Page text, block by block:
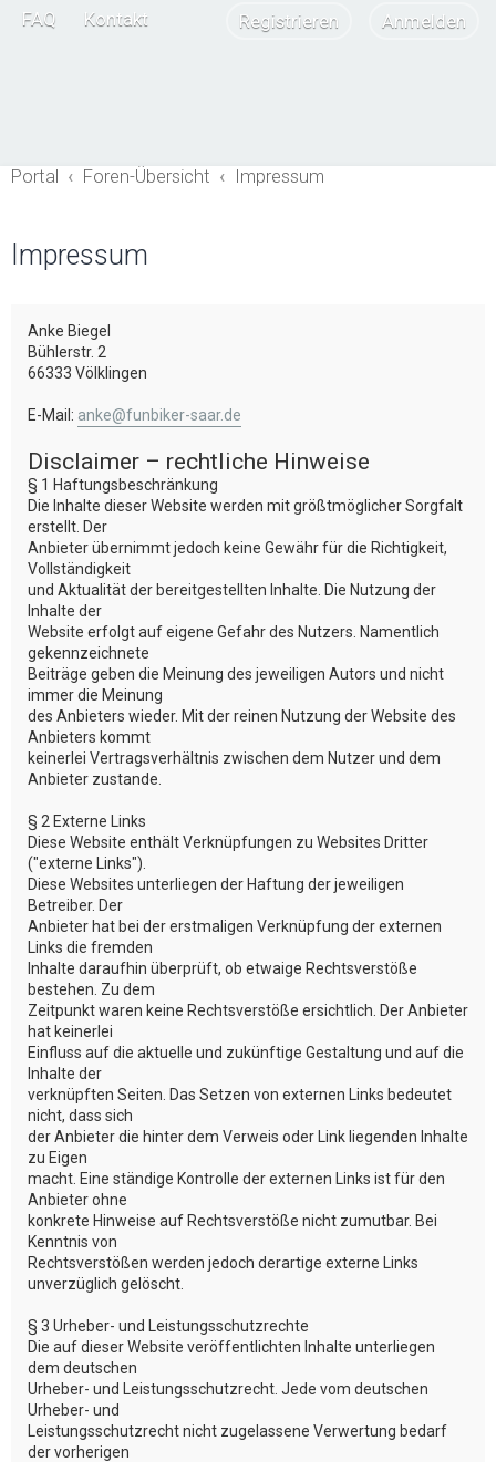
FAQ Kontakt Anmelden
Registrieren
Portal Foren-Übersicht Impressum
Impressum
Anke Biegel
Bühlerstr. 2
66333 Völklingen
E-Mail: anke@funbiker-saar.de
Disclaimer – rechtliche Hinweise
§ 1 Haftungsbeschränkung
Die Inhalte dieser Website werden mit größtmöglicher Sorgfalt
erstellt. Der
Anbieter übernimmt jedoch keine Gewähr für die Richtigkeit,
Vollständigkeit
und Aktualität der bereitgestellten Inhalte. Die Nutzung der
Inhalte der
Website erfolgt auf eigene Gefahr des Nutzers. Namentlich
gekennzeichnete
Beiträge geben die Meinung des jeweiligen Autors und nicht
immer die Meinung
des Anbieters wieder. Mit der reinen Nutzung der Website des
Anbieters kommt
keinerlei Vertragsverhältnis zwischen dem Nutzer und dem
Anbieter zustande.
§ 2 Externe Links
Diese Website enthält Verknüpfungen zu Websites Dritter
("externe Links").
Diese Websites unterliegen der Haftung der jeweiligen
Betreiber. Der
Anbieter hat bei der erstmaligen Verknüpfung der externen
Links die fremden
Inhalte daraufhin überprüft, ob etwaige Rechtsverstöße
bestehen. Zu dem
Zeitpunkt waren keine Rechtsverstöße ersichtlich. Der Anbieter
hat keinerlei
Einfluss auf die aktuelle und zukünftige Gestaltung und auf die
Inhalte der
verknüpften Seiten. Das Setzen von externen Links bedeutet
nicht, dass sich
der Anbieter die hinter dem Verweis oder Link liegenden Inhalte
zu Eigen
macht. Eine ständige Kontrolle der externen Links ist für den
Anbieter ohne
konkrete Hinweise auf Rechtsverstöße nicht zumutbar. Bei
Kenntnis von
Rechtsverstößen werden jedoch derartige externe Links
unverzüglich gelöscht.
§ 3 Urheber- und Leistungsschutzrechte
Die auf dieser Website veröffentlichten Inhalte unterliegen
dem deutschen
Urheber- und Leistungsschutzrecht. Jede vom deutschen
Urheber- und
Leistungsschutzrecht nicht zugelassene Verwertung bedarf
der vorherigen